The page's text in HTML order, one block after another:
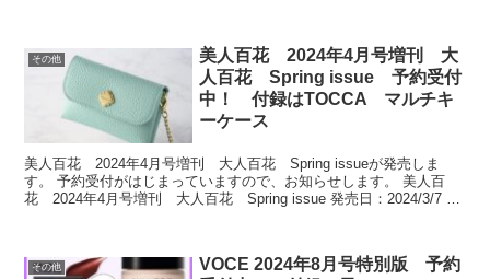
その他
美人百花 2024年4月号増刊 大
人百花 Spring issue 予約受付
中！ 付録はTOCCA マルチキ
ーケース
美人百花 2024年4月号増刊 大人百花 Spring issueが発売しま
す。 予約受付がはじまっていますので、お知らせします。 美人百
花 2024年4月号増刊 大人百花 Spring issue 発売日：2024/3/7 価
その他
VOCE 2024年8月号特別版 予約